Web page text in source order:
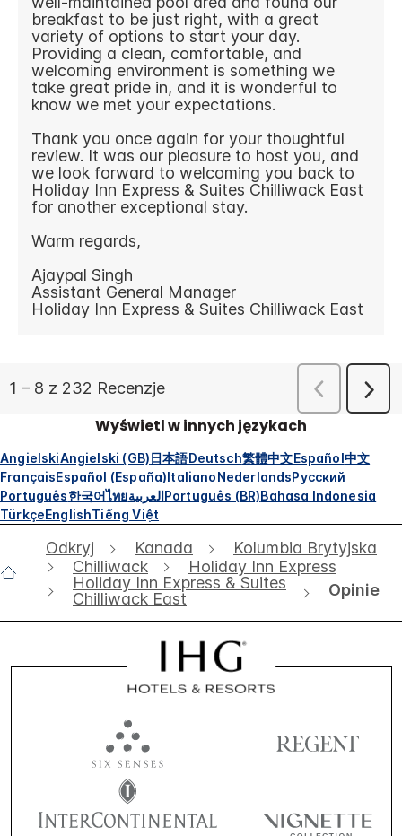
Wyświetl w innych językach
AngielskiAngielski (GB)日本語Deutsch繁體中文Español中文
FrançaisEspañol (España)ItalianoNederlandsРусский
Português한국어ไทยالعربيةPortuguês (BR)Bahasa Indonesia
TürkçeEnglishTiếng Việt
Odkryj Kanada
Kolumbia Brytyjska
Chilliwack
Holiday Inn Express
Holiday Inn Express & Suites
Chilliwack East
Opinie